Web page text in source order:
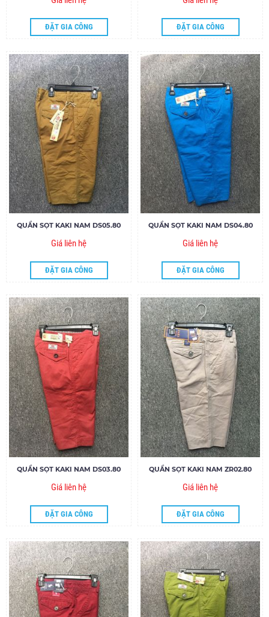
ĐẶT GIA CÔNG ĐẶT GIA CÔNG
QUẦN SỌT KAKI NAM DS05.80
Giá liên hệ
ĐẶT GIA CÔNG
QUẦN SỌT KAKI NAM DS04.80
Giá liên hệ
ĐẶT GIA CÔNG
QUẦN SỌT KAKI NAM DS03.80
Giá liên hệ
ĐẶT GIA CÔNG
QUẦN SỌT KAKI NAM ZR02.80
Giá liên hệ
ĐẶT GIA CÔNG